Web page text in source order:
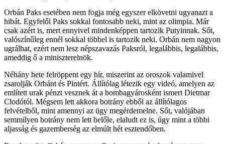
Orbán Paks esetében nem fogja még egyszer elkövetni ugyanazt a
hibát. Egyfelől Paks sokkal fontosabb neki, mint az olimpia. Már
csak azért is, mert ennyivel mindenképpen tartozik Putyinnak. Sőt,
valószínűleg ennél sokkal többel is tartozik neki. Orbán nem nagyon
ugrálhat, ezért nem lesz népszavazás Paksról, legalábbis, legalábbis,
ameddig ő a miniszterelnök.
Néhány hete felröppent egy hír, miszerint az oroszok valamivel
zsarolják Orbánt és Pintért. Állítólag létezik egy videó, amelyen az
említett urak pénzt vesznek át a bombagyárosként ismert Dietmar
Clodótól. Mégsem lett akkora botrány ebből az állítólagos
felvételből, mint amennyi az ügy megérdemelne. Sőt, valójában
semmilyen botrány nem lett belőle, elaludt ez is, úgy mint a többi
aljasság és gazemberség az elmúlt hét esztendőben.